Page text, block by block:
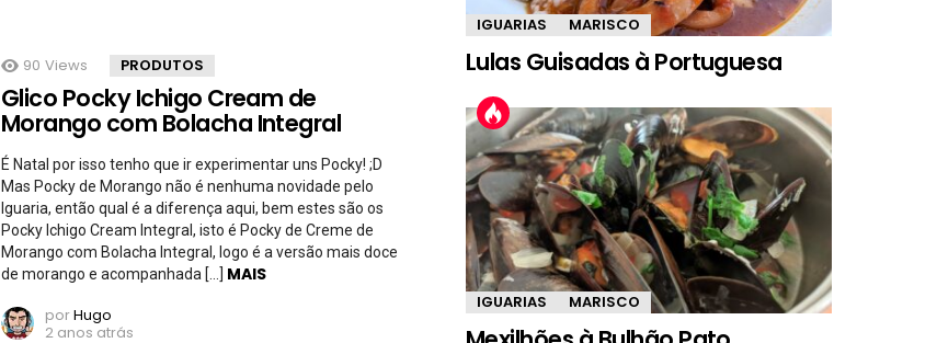
90 Views PRODUTOS
Glico Pocky Ichigo Cream de
Morango com Bolacha Integral
É Natal por isso tenho que ir experimentar uns Pocky! ;D
Mas Pocky de Morango não é nenhuma novidade pelo
Iguaria, então qual é a diferença aqui, bem estes são os
Pocky Ichigo Cream Integral, isto é Pocky de Creme de
Morango com Bolacha Integral, logo é a versão mais doce
de morango e acompanhada […] MAIS
porHugo
2 anos atrás
IGUARIAS MARISCO
Lulas Guisadas à Portuguesa
IGUARIAS MARISCO